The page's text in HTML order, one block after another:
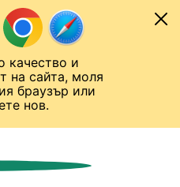
качество и
на сайта, моля
браузър или
нов.